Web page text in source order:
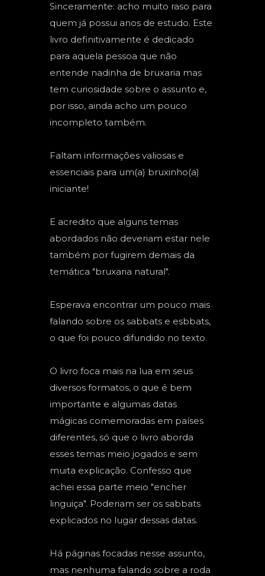
Sinceramente: acho muito raso para
quem já possui anos de estudo. Este
livro definitivamente é dedicado
para aquela pessoa que não
entende nadinha de bruxaria mas
tem curiosidade sobre o assunto e,
por isso, ainda acho um pouco
incompleto também.
Faltam informações valiosas e
essenciais para um(a) bruxinho(a)
iniciante!
E acredito que alguns temas
abordados não deveriam estar nele
também por fugirem demais da
temática "bruxaria natural".
Esperava encontrar um pouco mais
falando sobre os sabbats e esbbats,
o que foi pouco difundido no texto.
O livro foca mais na lua em seus
diversos formatos, o que é bem
importante e algumas datas
mágicas comemoradas em países
diferentes, só que o livro aborda
esses temas meio jogados e sem
muita explicação. Confesso que
achei essa parte meio "encher
linguiça". Poderiam ser os sabbats
explicados no lugar dessas datas.
Há páginas focadas nesse assunto,
mas nenhuma falando sobre a roda